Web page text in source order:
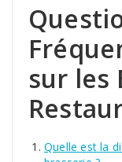
sur les
Quelle est la